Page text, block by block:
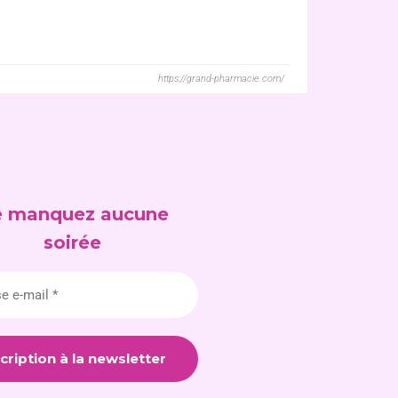
https://grand-pharmacie.com/
manquez aucune
soirée